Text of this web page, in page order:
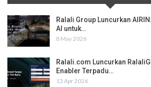
Ralali Group Luncurkan
AI untuk…
8 May 2026
Ralali.com Luncurkan
Enabler Terpadu…
13 Apr 2026